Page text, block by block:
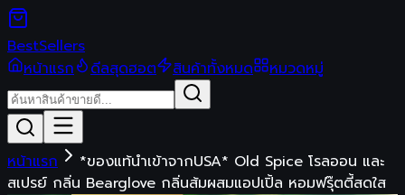
BestSellers
หน้าแรก
ดีลสุดฮอต สินค้าทั้งหมด หมวดหมู่
หน้าแรก
*ของแท้นำเข้าจากUSA* Old Spice โรลออน และ
สเปรย์ กลิ่น Bearglove กลิ่นส้มผสมแอปเปิ้ล หอมฟรุ๊ตตี้สดใส